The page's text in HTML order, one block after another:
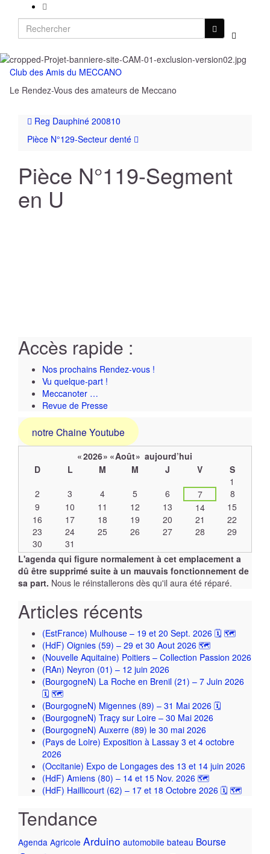
Toggle
form
Search
for:
Club des Amis du MECCANO
Le Rendez-Vous des amateurs de Meccano
Reg Dauphiné 200810
Pièce N°129-Secteur denté
Pièce N°119-Segment
en U
Accès rapide :
Nos prochains Rendez-vous !
Vu quelque-part !
Meccanoter …
Revue de Presse
notre Chaine Youtube
calendrier
d’évènements
«2026» «Août» aujourd’hui
D
L M M J V
S
1
2
3 4 5 6 7
8
9
10 11 12 13 14
15
16
17 18 19 20 21
22
23
24 25 26 27 28
29
30
31
L'agenda qui figure normalement à cet emplacement a
dû être supprimé suite à un mauvais fonctionnement de
sa part. Nous le réinstallerons dès qu'il aura été réparé.
Articles récents
(EstFrance) Mulhouse – 19 et 20 Sept. 2026 🗓 🗺
(HdF) Oignies (59) – 29 et 30 Aout 2026 🗺
(Nouvelle Aquitaine) Poitiers – Collection Passion 2026
(RAn) Neyron (01) – 12 juin 2026
(BourgogneN) La Roche en Brenil (21) – 7 Juin 2026
🗓 🗺
(BourgogneN) Migennes (89) – 31 Mai 2026 🗓
(BourgogneN) Traçy sur Loire – 30 Mai 2026
(BourgogneN) Auxerre (89) le 30 mai 2026
(Pays de Loire) Exposition à Lassay 3 et 4 octobre
2026
(Occitanie) Expo de Longages des 13 et 14 juin 2026
(HdF) Amiens (80) – 14 et 15 Nov. 2026 🗺
(HdF) Haillicourt (62) – 17 et 18 Octobre 2026 🗓 🗺
Tendance
Agenda Agricole Arduino automobile bateau Bourse